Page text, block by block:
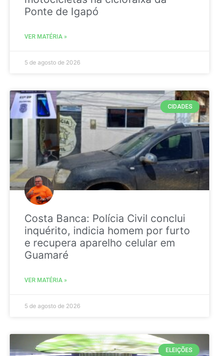
Ponte de Igapó
VER MATÉRIA »
5 de agosto de 2026
CIDADES
Costa Banca: Polícia Civil conclui
inquérito, indicia homem por furto
e recupera aparelho celular em
Guamaré
VER MATÉRIA »
5 de agosto de 2026
ELEIÇÕES